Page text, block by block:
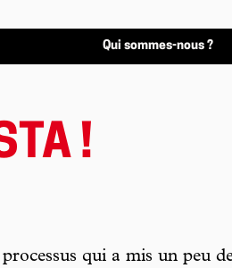
Qui sommes-nous ?
!
processus qui a mis un peu